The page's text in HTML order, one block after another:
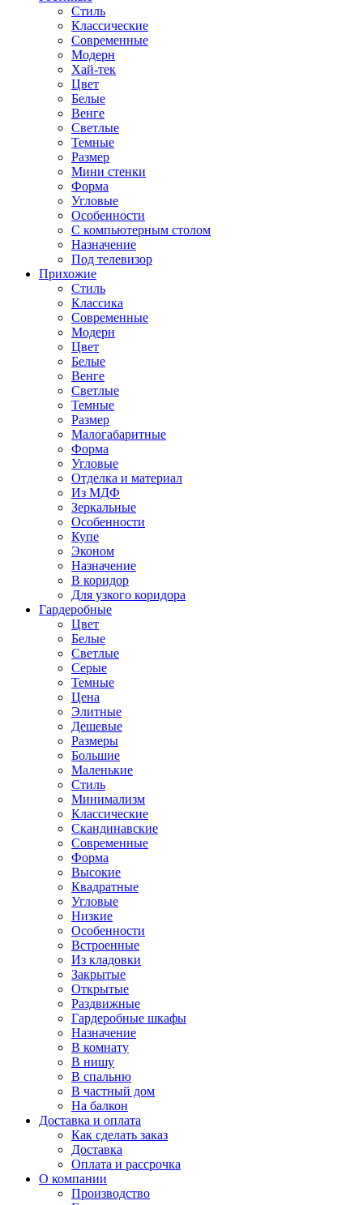
Стиль
Классические
Современные
Модерн
Хай-тек
Цвет
Белые
Венге
Светлые
Темные
Размер
Мини стенки
Форма
Угловые
Особенности
С компьютерным столом
Назначение
Под телевизор
Прихожие
Стиль
Классика
Современные
Модерн
Цвет
Белые
Венге
Светлые
Темные
Размер
Малогабаритные
Форма
Угловые
Отделка и материал
Из МДФ
Зеркальные
Особенности
Купе
Эконом
Назначение
В коридор
Для узкого коридора
Гардеробные
Цвет
Белые
Светлые
Серые
Темные
Цена
Элитные
Дешевые
Размеры
Большие
Маленькие
Стиль
Минимализм
Классические
Скандинавские
Современные
Форма
Высокие
Квадратные
Угловые
Низкие
Особенности
Встроенные
Из кладовки
Закрытые
Открытые
Раздвижные
Гардеробные шкафы
Назначение
В комнату
В нишу
В спальню
В частный дом
На балкон
Доставка и оплата
Как сделать заказ
Доставка
Оплата и рассрочка
О компании
Производство